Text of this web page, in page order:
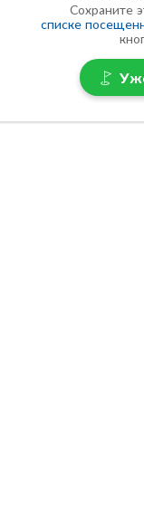
Сохраните
списке